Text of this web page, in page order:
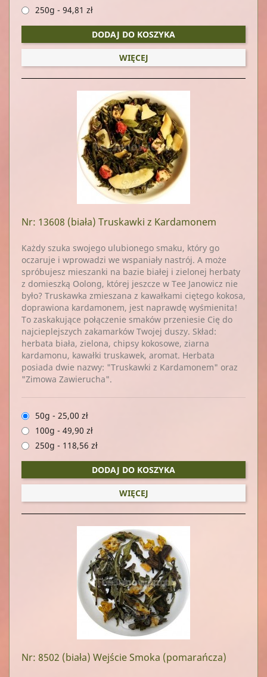
250g - 94,81 zł
DODAJ DO KOSZYKA
WIĘCEJ
Nr: 13608 (biała) Truskawki z Kardamonem
Każdy szuka swojego ulubionego smaku, który go
oczaruje i wprowadzi we wspaniały nastrój. A może
spróbujesz mieszanki na bazie białej i zielonej herbaty
z domieszką Oolong, której jeszcze w Tee Janowicz nie
było? Truskawka zmieszana z kawałkami ciętego kokosa,
doprawiona kardamonem, jest naprawdę wyśmienita!
To zaskakujące połączenie smaków przeniesie Cię do
najcieplejszych zakamarków Twojej duszy. Skład:
herbata biała, zielona, chipsy kokosowe, ziarna
kardamonu, kawałki truskawek, aromat. Herbata
posiada dwie nazwy: "Truskawki z Kardamonem" oraz
"Zimowa Zawierucha".
50g - 25,00 zł
100g - 49,90 zł
250g - 118,56 zł
DODAJ DO KOSZYKA
WIĘCEJ
Nr: 8502 (biała) Wejście Smoka (pomarańcza)